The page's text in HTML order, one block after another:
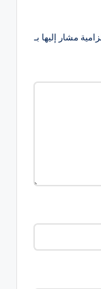
مشار إليها بـ